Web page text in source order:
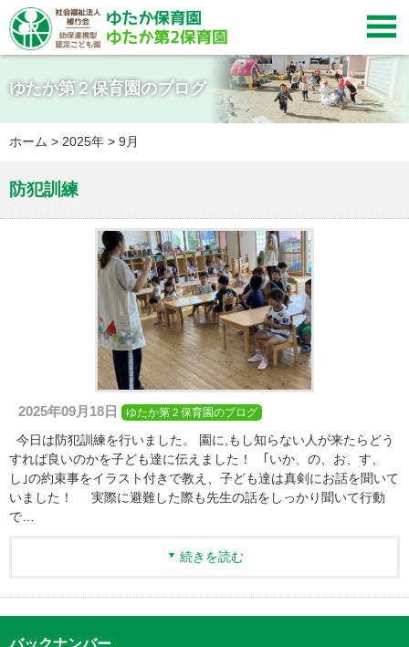

ゆたか第２保育園のブログ
ホーム > 2025年 > 9月
防犯訓練
2025年09月18日 ゆたか第２保育園のブログ
今日は防犯訓練を行いました。 園に,もし知らない人が来たらどう
すれば良いのかを子ども達に伝えました！ ｢いか、の、お、す、
し｣の約束事をイラスト付きで教え、子ども達は真剣にお話を聞いて
いました！ 実際に避難した際も先生の話をしっかり聞いて行動
で…
続きを読む